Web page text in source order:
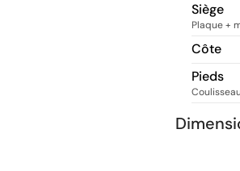
Siège
Plaque +
Côte
Pieds